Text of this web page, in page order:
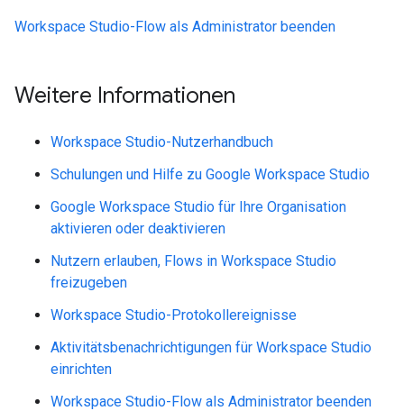
Workspace Studio-Flow als Administrator beenden
Weitere Informationen
Workspace Studio-Nutzerhandbuch
Schulungen und Hilfe zu Google Workspace Studio
Google Workspace Studio für Ihre Organisation
aktivieren oder deaktivieren
Nutzern erlauben, Flows in Workspace Studio
freizugeben
Workspace Studio-Protokollereignisse
Aktivitätsbenachrichtigungen für Workspace Studio
einrichten
Workspace Studio-Flow als Administrator beenden